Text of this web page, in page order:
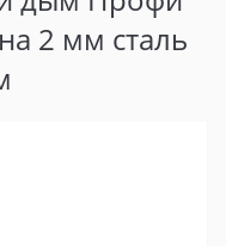
2 мм сталь